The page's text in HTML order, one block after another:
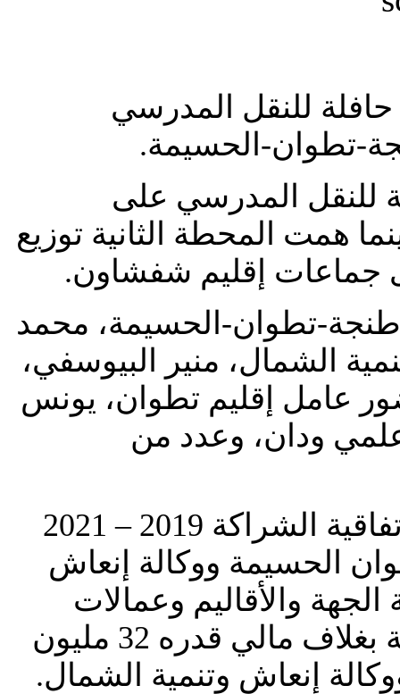
انطلقت أمس الاثنين عملية توزيع 110 حافلة للنقل المدرسي
تطوان-الحسيمة.
الأولى توزيع 18 حافلة للنقل المدرسي على
همت المحطة الثانية توزيع
تطوان-الحسيمة، محمد
الشمال، منير البيوسفي،
عامل إقليم تطوان، يونس
ودان، وعدد من
ويدخل هذا المشروع في إطار تفعيل اتفاقية الشراكة 2019 – 2021
الحسيمة ووكالة إنعاش
والأقاليم وعمالات
الجهة لاقتناء وتوزيع 110 حافلة مدرسية بغلاف مالي قدره 32 مليون
إنعاش وتنمية الشمال.